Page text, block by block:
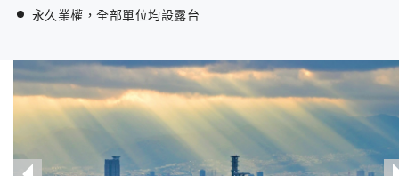
永久業權，全部單位均設露台